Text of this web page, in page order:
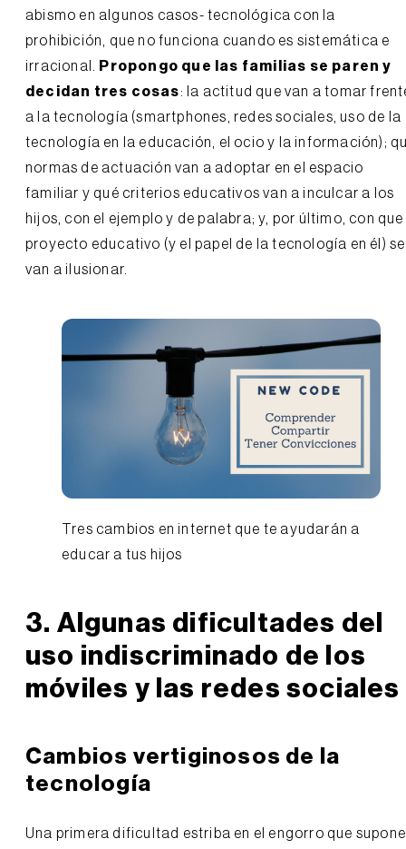
abismo en algunos casos- tecnológica con la
prohibición, que no funciona cuando es sistemática e
irracional. Propongo que las familias se paren y
decidan tres cosas: la actitud que van a tomar
a la tecnología (smartphones, redes sociales, uso de la
tecnología en la educación, el ocio y la información);
normas de actuación van a adoptar en el espacio
familiar y qué criterios educativos van a inculcar a los
hijos, con el ejemplo y de palabra; y, por último, con que
proyecto educativo (y el papel de la tecnología en él) se
van a ilusionar.
Tres cambios en internet que te ayudarán a
educar a tus hijos
3. Algunas dificultades del
uso indiscriminado de los
móviles y las redes sociales
Cambios vertiginosos de la
tecnología
Una primera dificultad estriba en el engorro que supone